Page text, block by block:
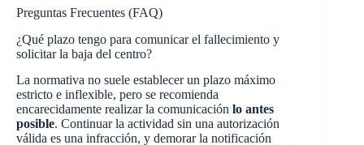
Preguntas Frecuentes (FAQ)
¿Qué plazo tengo para comunicar el fallecimiento y
solicitar la baja del centro?
La normativa no suele establecer un plazo máximo
estricto e inflexible, pero se recomienda
encarecidamente realizar la comunicación lo antes
posible. Continuar la actividad sin una autorización
válida es una infracción, y demorar la notificación